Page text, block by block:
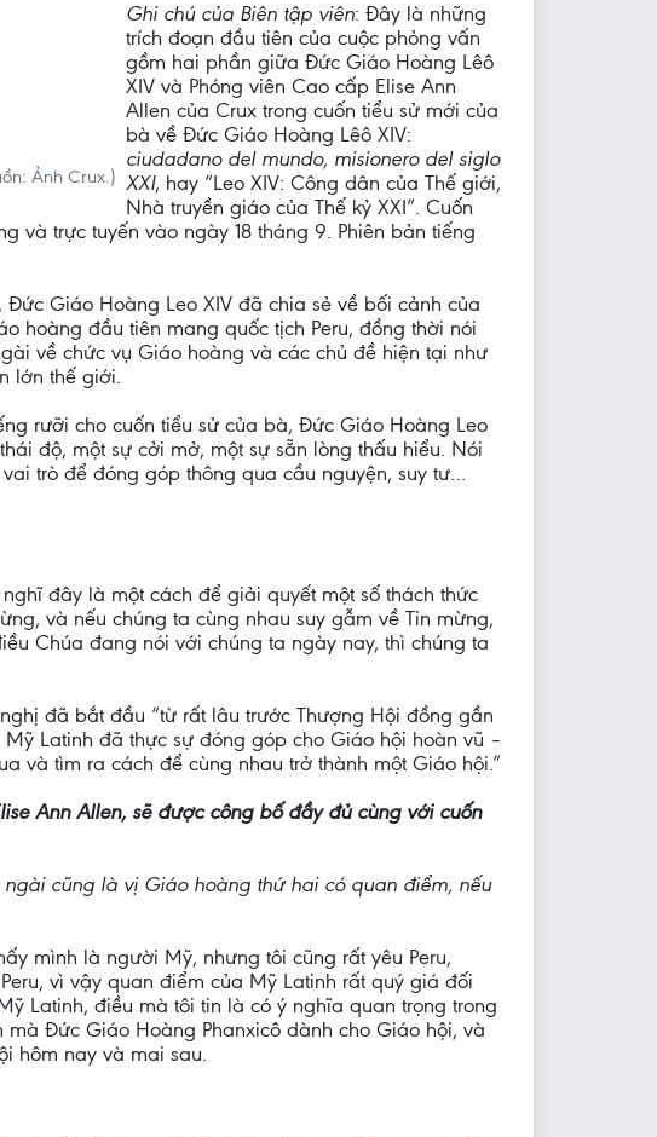
Ảnh Crux.)
Ghi chú của Biên tập viên: Đây là những
trích đoạn đầu tiên của cuộc phỏng vấn
gồm hai phần giữa Đức Giáo Hoàng Lêô
XIV và Phóng viên Cao cấp Elise Ann
Allen của Crux trong cuốn tiểu sử mới của
bà về Đức Giáo Hoàng Lêô XIV:
ciudadano del mundo, misionero del siglo
XXI, hay “Leo XIV: Công dân của Thế giới,
Nhà truyền giáo của Thế kỷ XXI”. Cuốn
và trực tuyến vào ngày 18 tháng 9. Phiên bản tiếng
Giáo Hoàng Leo XIV đã chia sẻ về bối cảnh của
hoàng đầu tiên mang quốc tịch Peru, đồng thời nói
về chức vụ Giáo hoàng và các chủ đề hiện tại như
lớn thế giới.
rưỡi cho cuốn tiểu sử của bà, Đức Giáo Hoàng Leo
độ, một sự cởi mở, một sự sẵn lòng thấu hiểu. Nói
trò để đóng góp thông qua cầu nguyện, suy tư…
đây là một cách để giải quyết một số thách thức
và nếu chúng ta cùng nhau suy gẫm về Tin mừng,
Chúa đang nói với chúng ta ngày nay, thì chúng ta
đã bắt đầu “từ rất lâu trước Thượng Hội đồng gần
Latinh đã thực sự đóng góp cho Giáo hội hoàn vũ –
và tìm ra cách để cùng nhau trở thành một Giáo hội.”
Ann Allen, sẽ được công bố đầy đủ cùng với cuốn
cũng là vị Giáo hoàng thứ hai có quan điểm, nếu
mình là người Mỹ, nhưng tôi cũng rất yêu Peru,
vì vậy quan điểm của Mỹ Latinh rất quý giá đối
Latinh, điều mà tôi tin là có ý nghĩa quan trọng trong
Đức Giáo Hoàng Phanxicô dành cho Giáo hội, và
hôm nay và mai sau.